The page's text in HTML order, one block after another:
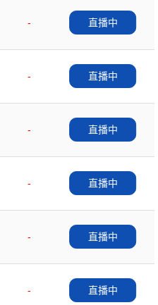
-
直播中
-
直播中
-
直播中
-
直播中
-
直播中
-
直播中